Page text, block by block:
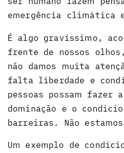
emergência climática
É algo gravíssimo,
frente de nossos
não damos muita
falta liberdade e
pessoas possam
dominação e o
barreiras. Não
Um exemplo de